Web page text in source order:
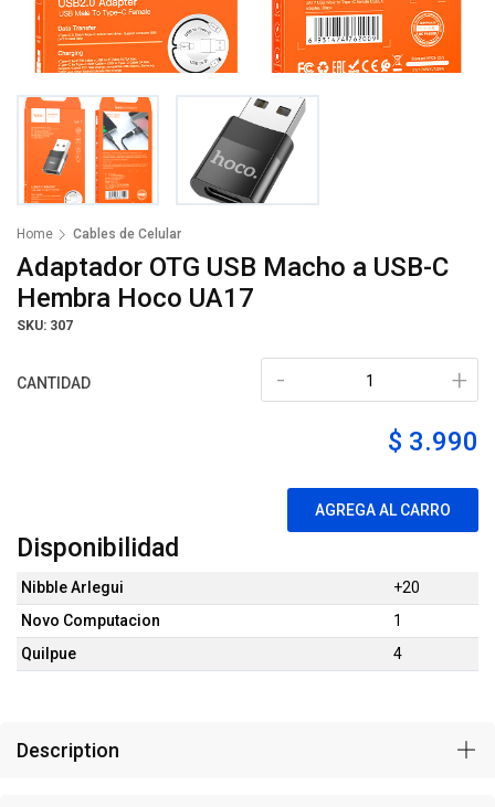
Home Cables de Celular
Adaptador OTG USB Macho a USB-C
Hembra Hoco UA17
SKU: 307
CANTIDAD +
-
$ 3.990
AGREGA AL CARRO
Disponibilidad
Nibble Arlegui
+20
Novo Computacion
1
Quilpue
4
Description